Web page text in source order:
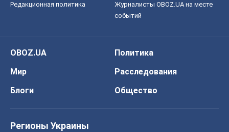
Редакционная политика
Журналисты OBOZ.UA на месте
событий
OBOZ.UA
Политика
Мир
Расследования
Блоги
Общество
Регионы Украины